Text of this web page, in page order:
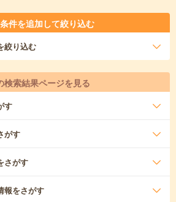
件を追加して絞り込む
絞り込む
検索結果ページを見る
す
がす
さがす
報をさがす